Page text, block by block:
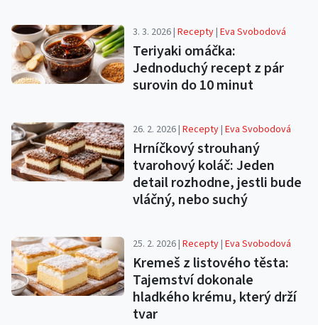
3. 3. 2026 |Recepty|Eva Svobodová
Teriyaki omáčka:
Jednoduchý recept z pár
surovin do 10 minut
26. 2. 2026 |Recepty|Eva Svobodová
Hrníčkový strouhaný
tvarohový koláč: Jeden
detail rozhodne, jestli bude
vláčný, nebo suchý
25. 2. 2026 |Recepty|Eva Svobodová
Kremeš z listového těsta:
Tajemství dokonale
hladkého krému, který drží
tvar